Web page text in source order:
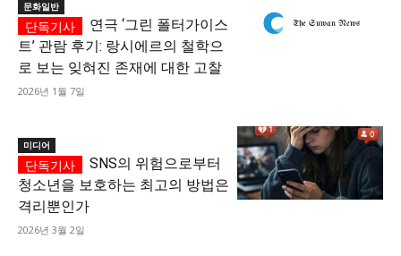
문화일반
연극 ‘그린 폴터가이스
트’ 관람 후기: 랑시에르의 철학으
로 보는 잊혀진 존재에 대한 고찰
2026년 1월 7일
미디어
SNS의 위험으로부터
청소년을 보호하는 최고의 방법은
격리뿐인가
2026년 3월 2일